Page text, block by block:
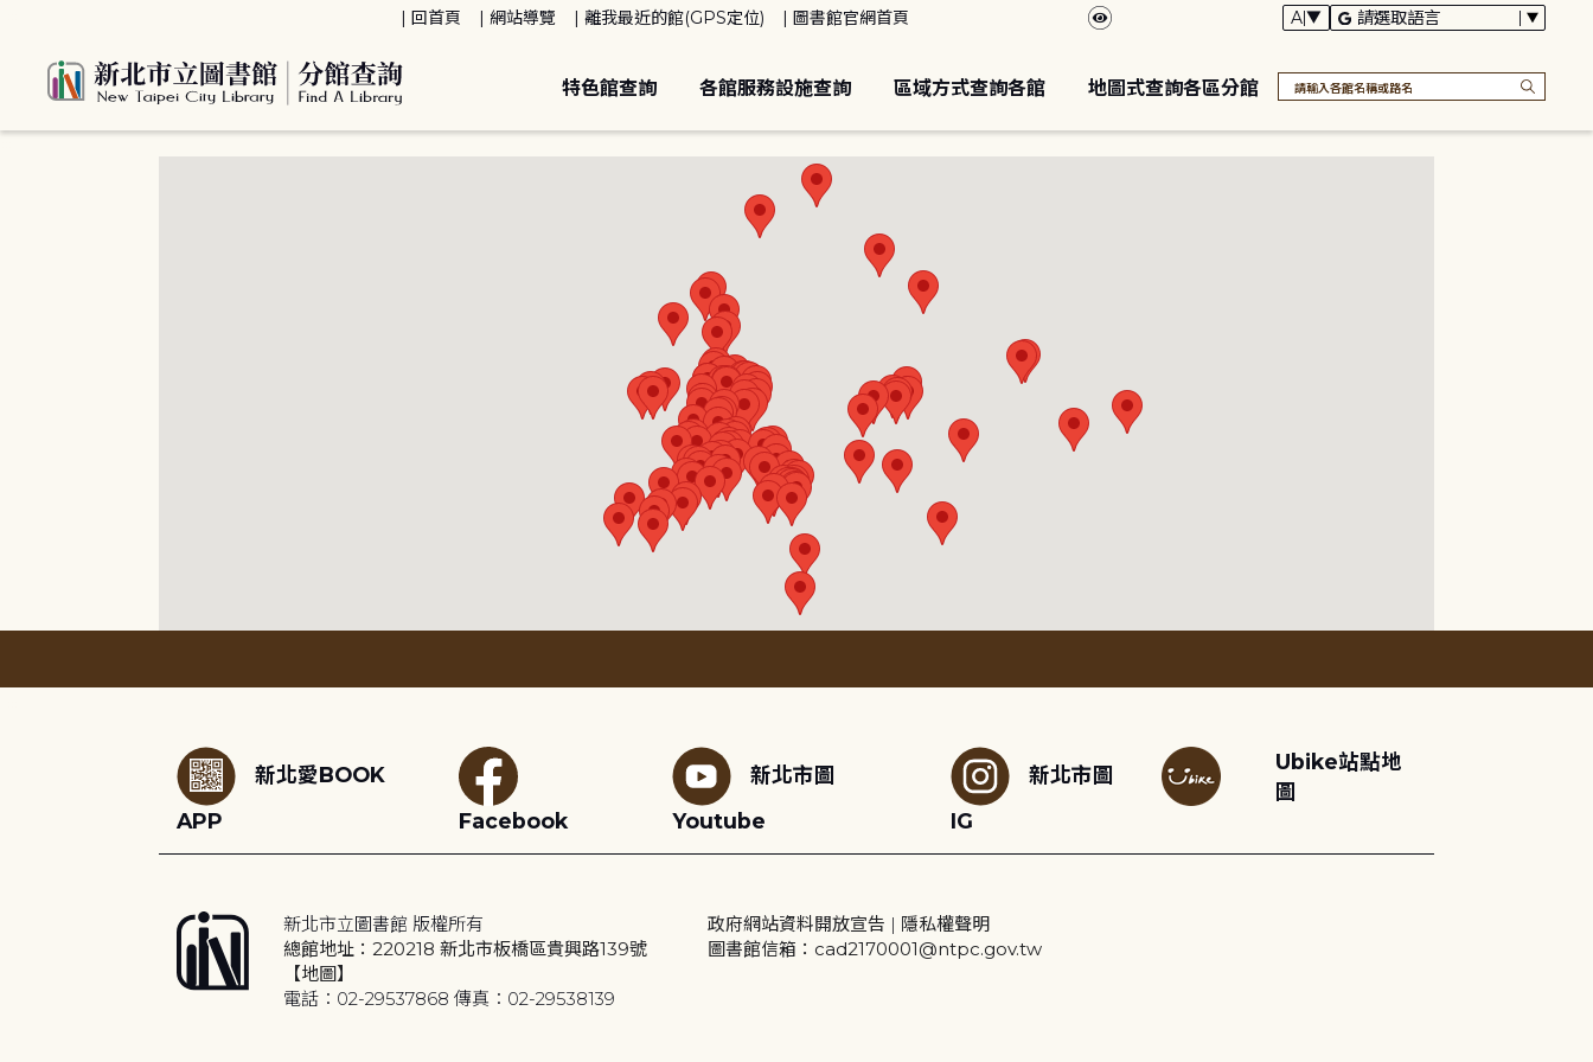
回首頁 網站導覽 離我最近的館(GPS定位) 圖書館官網首頁
特色館查詢 各館服務設施查詢 區域方式查詢各館 地圖式查詢各區分館
新北愛BOOK
APP
Facebook
新北市圖
Youtube
新北市圖
IG
Ubike站點地
圖
新北市立圖書館 版權所有
總館地址：220218 新北市板橋區貴興路139號
【地圖】
電話：02-29537868 傳真：02-29538139
政府網站資料開放宣告 | 隱私權聲明
圖書館信箱：cad2170001@ntpc.gov.tw